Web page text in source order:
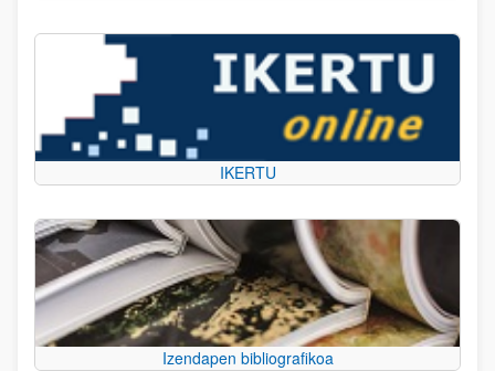
IKERTU
Izendapen bibliografikoa